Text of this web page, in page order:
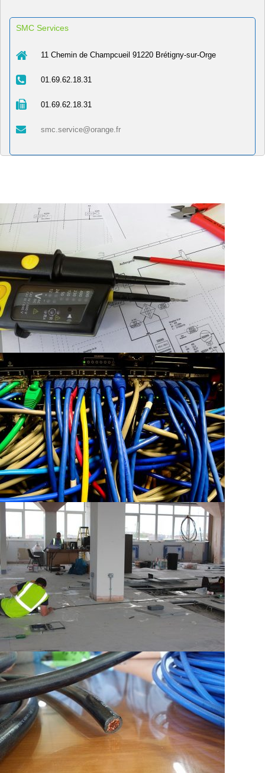
SMC Services
11 Chemin de Champcueil 91220 Brétigny-sur-Orge
01.69.62.18.31
01.69.62.18.31
smc.service@orange.fr